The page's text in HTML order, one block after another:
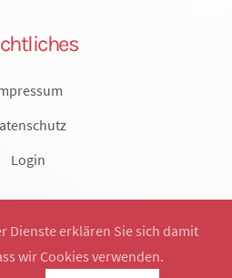
Login
Dienste erklären Sie sich damit
wir Cookies verwenden.